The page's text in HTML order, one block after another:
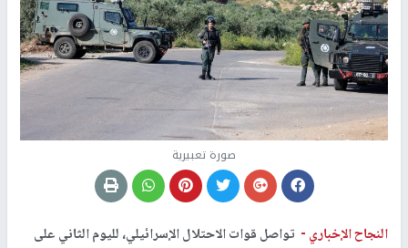
صورة تعبيرية
النجاح الإخباري - تواصل قوات الاحتلال الإسرائيلي، لليوم الثاني على